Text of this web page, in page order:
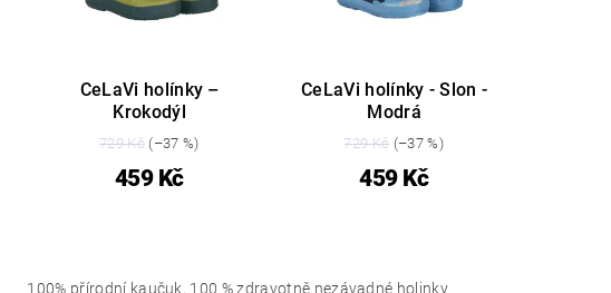
CeLaVi holínky –
Krokodýl
729 Kč(–37 %)
459 Kč
CeLaVi holínky - Slon -
Modrá
729 Kč (–37 %)
459 Kč
100% přírodní kaučuk, 100 % zdravotně nezávadné holinky